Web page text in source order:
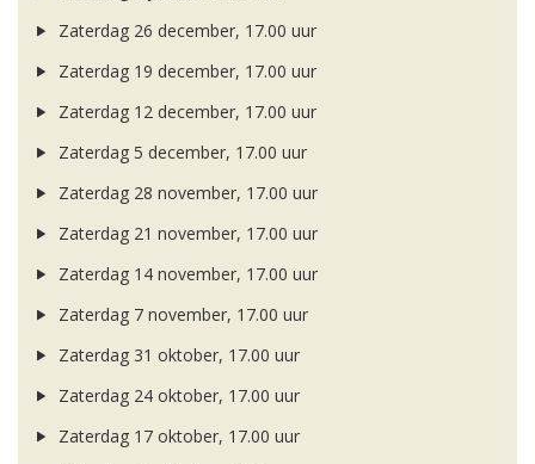
Zaterdag 26 december, 17.00 uur
Zaterdag 19 december, 17.00 uur
Zaterdag 12 december, 17.00 uur
Zaterdag 5 december, 17.00 uur
Zaterdag 28 november, 17.00 uur
Zaterdag 21 november, 17.00 uur
Zaterdag 14 november, 17.00 uur
Zaterdag 7 november, 17.00 uur
Zaterdag 31 oktober, 17.00 uur
Zaterdag 24 oktober, 17.00 uur
Zaterdag 17 oktober, 17.00 uur